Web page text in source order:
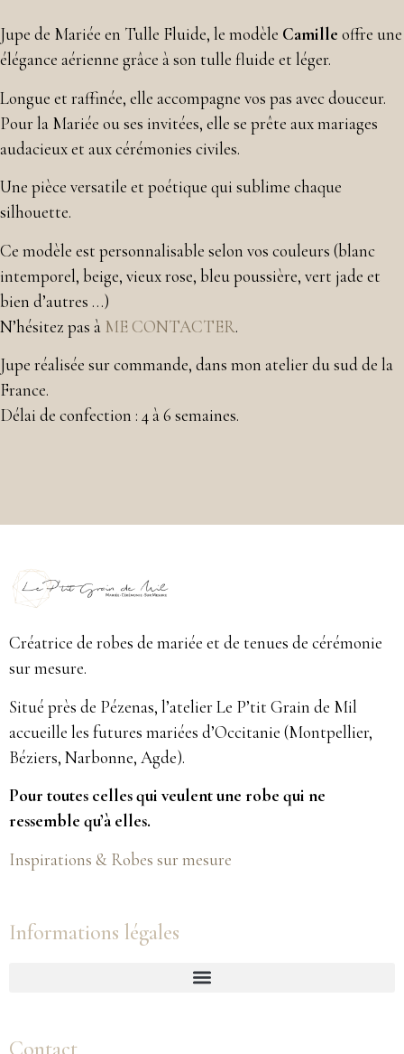
Jupe de Mariée en Tulle Fluide, le modèle Camille offre une
élégance aérienne grâce à son tulle fluide et léger.
Longue et raffinée, elle accompagne vos pas avec douceur.
Pour la Mariée ou ses invitées, elle se prête aux mariages
audacieux et aux cérémonies civiles.
Une pièce versatile et poétique qui sublime chaque
silhouette.
Ce modèle est personnalisable selon vos couleurs (blanc
intemporel, beige, vieux rose, bleu poussière, vert jade et
bien d’autres …)
N’hésitez pas à ME CONTACTER.
Jupe réalisée sur commande, dans mon atelier du sud de la
France.
Délai de confection : 4 à 6 semaines.
Créatrice de robes de mariée et de tenues de cérémonie
sur mesure.
Situé près de Pézenas, l’atelier Le P’tit Grain de Mil
accueille les futures mariées d’Occitanie (Montpellier,
Béziers, Narbonne, Agde).
Pour toutes celles qui veulent une robe qui ne
ressemble qu’à elles.
Inspirations & Robes sur mesure
Informations légales